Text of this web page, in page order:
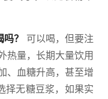
？
可以喝，但要注
热量，长期大量饮用
、血糖升高，甚至增
择无糖豆浆，如果实